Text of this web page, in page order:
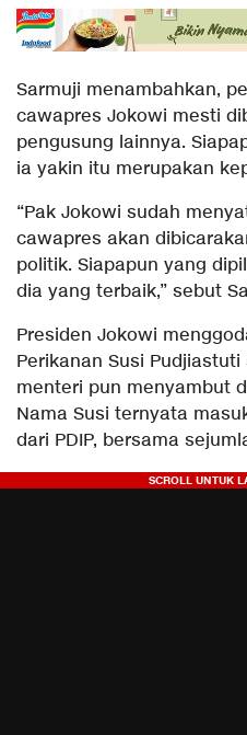
Sarmuji menambahkan,
cawapres Jokowi mesti
pengusung lainnya.
ia yakin itu merupakan
“Pak Jokowi sudah
cawapres akan
politik. Siapapun yang
dia yang terbaik,” sebut
Presiden Jokowi
Perikanan Susi
menteri pun menyambut
Nama Susi ternyata
dari PDIP, bersama